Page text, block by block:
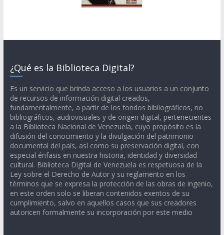
¿Qué es la Biblioteca Digital?
Es un servicio que brinda acceso a los usuarios a un conjunto
de recursos de información digital creados,
fundamentalmente, a partir de los fondos bibliográficos, no
bibliográficos, audiovisuales y de origen digital, pertenecientes
a la Biblioteca Nacional de Venezuela, cuyo propósito es la
difusión del conocimiento y la divulgación del patrimonio
documental del país, así como su preservación digital, con
especial énfasis en nuestra historia, identidad y diversidad
cultural. Biblioteca Digital de Venezuela es respetuosa de la
Ley sobre el Derecho de Autor y su reglamento en los
términos que se expresa la protección de las obras de ingenio,
en este orden solo se liberan contenidos exentos de su
cumplimiento, salvo en aquellos casos que sus creadores
autoricen formalmente su incorporación por este medio